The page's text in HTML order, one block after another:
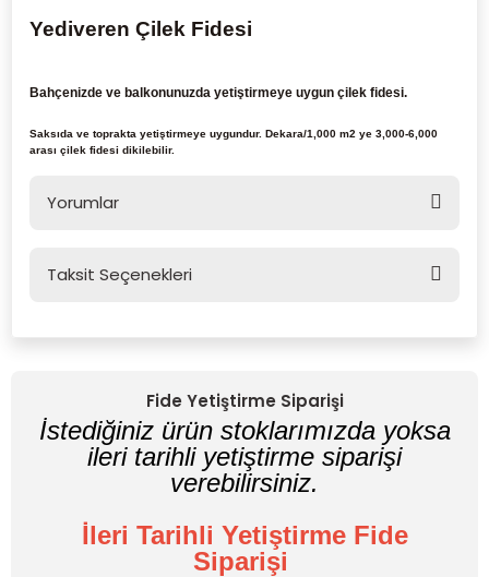
Yediveren Çilek Fidesi
Bahçenizde ve balkonunuzda yetiştirmeye uygun çilek fidesi.
Saksıda ve toprakta yetiştirmeye uygundur. Dekara/1,000 m2 ye 3,000-6,000
arası çilek fidesi dikilebilir.
Yorumlar
Taksit Seçenekleri
Fide Yetiştirme Siparişi
İstediğiniz ürün stoklarımızda yoksa
ileri tarihli yetiştirme siparişi
verebilirsiniz.
İleri Tarihli Yetiştirme Fide
Siparişi